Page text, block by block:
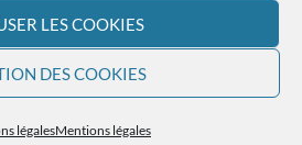
LES COOKIES
DES COOKIES
légalesMentions légales